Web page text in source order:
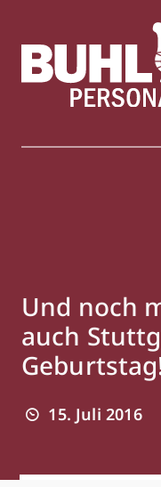
Und noch
auch
15. Juli 2016